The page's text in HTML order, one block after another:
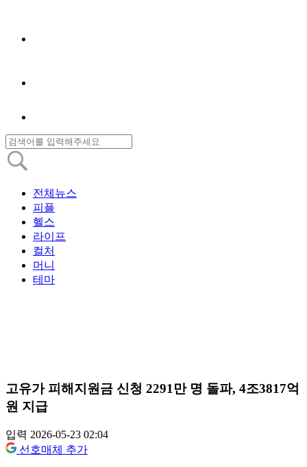
전체뉴스
피플
헬스
라이프
컬처
머니
테마
고유가 피해지원금 신청 2291만 명 돌파, 4조3817억
원 지급
입력 2026-05-23 02:04
선호매체 추가